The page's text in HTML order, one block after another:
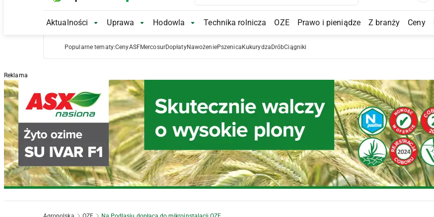
Main Navigation
Aktualności Aktualności Submenu
Uprawa Uprawa Submenu
Hodowla Hodowla Submenu
Technika rolnicza OZE Prawo i pieniądze Z branży Ceny
Popularne tematy:CenyASFMercosurDopłatyNawożeniePszenica Kukurydza DróbCiągniki
Reklama